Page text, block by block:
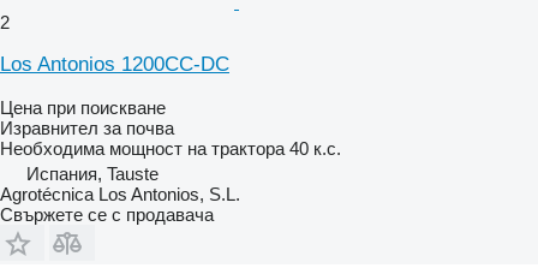
2
Los Antonios 1200CC-DC
Цена при поискване
Изравнител за почва
Необходима мощност на трактора 40 к.с.
Испания, Tauste
Agrotécnica Los Antonios, S.L.
Свържете се с продавача